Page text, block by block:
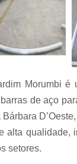
de
Dobra
Morumbi é
de aço
alta qualidade,
setores.